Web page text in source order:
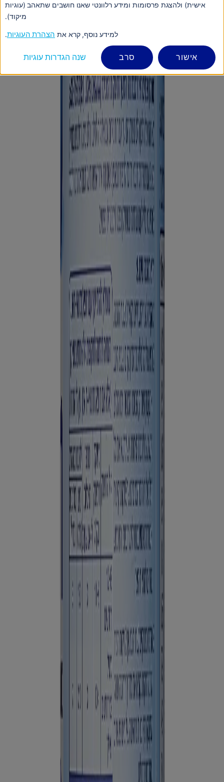
אישית) ולהצגת פרסומות ומידע רלוונטי שאנו חושבים שתאהב (עוגיות
מיקוד).
למידע נוסף, קרא את הצהרת העוגיות.
אישור סרב שנה הגדרות עוגיות